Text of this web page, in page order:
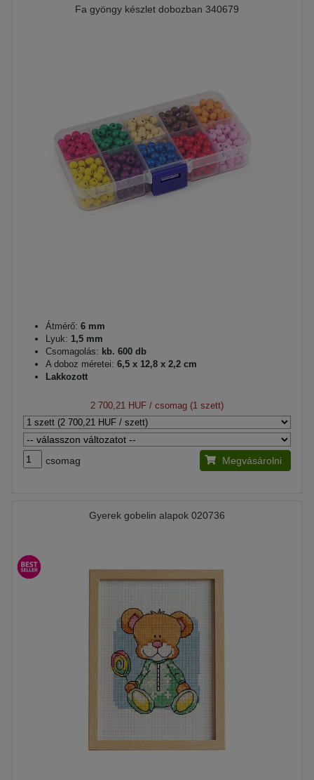
Fa gyöngy készlet dobozban 340679
Átmérő: 6 mm
Lyuk: 1,5 mm
Csomagolás: kb. 600 db
A doboz méretei: 6,5 x 12,8 x 2,2 cm
Lakkozott
2 700,21 HUF / csomag (1 szett)
csomag Megvásárolni
Gyerek gobelin alapok 020736